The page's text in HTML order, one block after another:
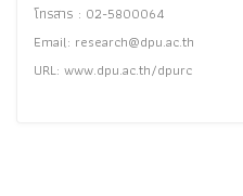
โทรสาร : 02-5800064
Email: research@dpu.ac.th
URL: www.dpu.ac.th/dpurc